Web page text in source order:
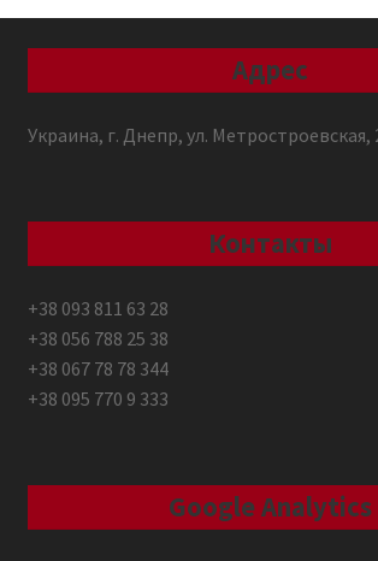
Адрес
Украина, г. Днепр, ул. Метростроевская,
Контакты
+38 093 811 63 28
+38 056 788 25 38
+38 067 78 78 344
+38 095 770 9 333
Google Analytics